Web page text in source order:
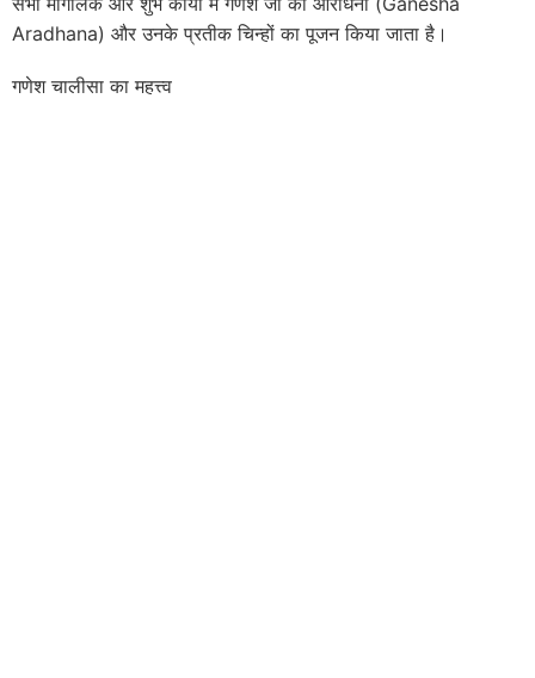
Aradhana) और उनके प्रतीक चिन्हों का पूजन किया जाता है।
गणेश चालीसा का महत्त्व